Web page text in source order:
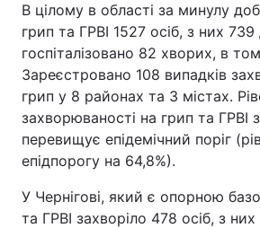
В цілому в області за минулу
грип та ГРВІ 1527 осіб, з них 739
госпіталізовано 82 хворих, в
Зареєстровано 108 випадків
грип у 8 районах та 3 містах.
захворюваності на грип та ГРВІ
перевищує епідемічний поріг
епідпорогу на 64,8%).
У Чернігові, який є опорною
та ГРВІ захворіло 478 осіб, з